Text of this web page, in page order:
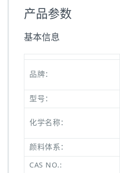
产品参数
基本信息
品牌：
型号：
化学名称：
颜料体系：
CAS NO.: